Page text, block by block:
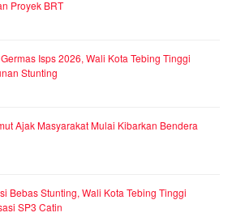
Proyek BRT
Isps 2026, Wali Kota Tebing Tinggi
Stunting
Ajak Masyarakat Mulai Kibarkan Bendera
Bebas Stunting, Wali Kota Tebing Tinggi
SP3 Catin